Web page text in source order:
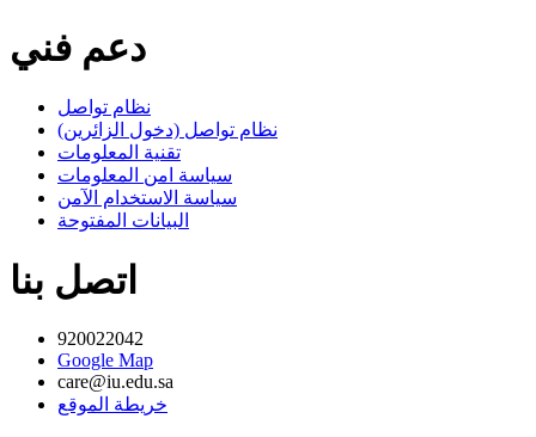
دعم فني
نظام تواصل
نظام تواصل (دخول الزائرين)
تقنية المعلومات
سياسة امن المعلومات
سياسة الاستخدام الآمن
البيانات المفتوحة
اتصل بنا
920022042
Google Map
care@iu.edu.sa
خريطة الموقع